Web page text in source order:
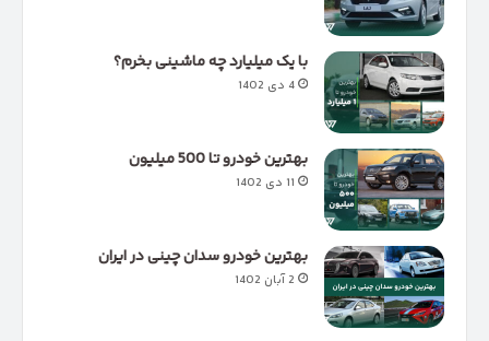
با یک میلیارد چه ماشینی بخرم؟
4 دی 1402
بهترین خودرو تا 500 میلیون
11 دی 1402
بهترین خودرو سدان چینی در ایران
2 آبان 1402